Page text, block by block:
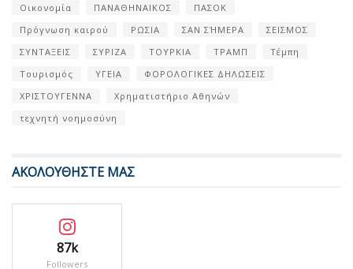
Οικονομία
ΠΑΝΑΘΗΝΑΙΚΟΣ
ΠΑΣΟΚ
Πρόγνωση καιρού
ΡΩΣΙΑ ΣΑΝ ΣΉΜΕΡΑ
ΣΕΙΣΜΟΣ
ΣΥΝΤΑΞΕΙΣ
ΣΥΡΙΖΑ ΤΟΥΡΚΙΑ ΤΡΑΜΠ
Τέμπη
Τουρισμός
ΥΓΕΙΑ
ΦΟΡΟΛΟΓΙΚΕΣ ΔΗΛΩΣΕΙΣ
ΧΡΙΣΤΟΥΓΕΝΝΑ
Χρηματιστήριο Αθηνών
τεχνητή νοημοσύνη
ΑΚΟΛΟΥΘΗΣΤΕ ΜΑΣ
87k
Followers